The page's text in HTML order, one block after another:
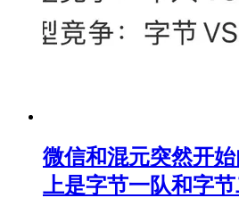
微信和混元突然开
上是字节一队和字